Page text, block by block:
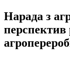
Нарада з
перспектив